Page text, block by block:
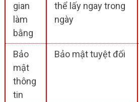
gian
làm
bằng
thể lấy ngay trong
ngày
Bảo
mật
thông
tin
Bảo mật tuyệt đối